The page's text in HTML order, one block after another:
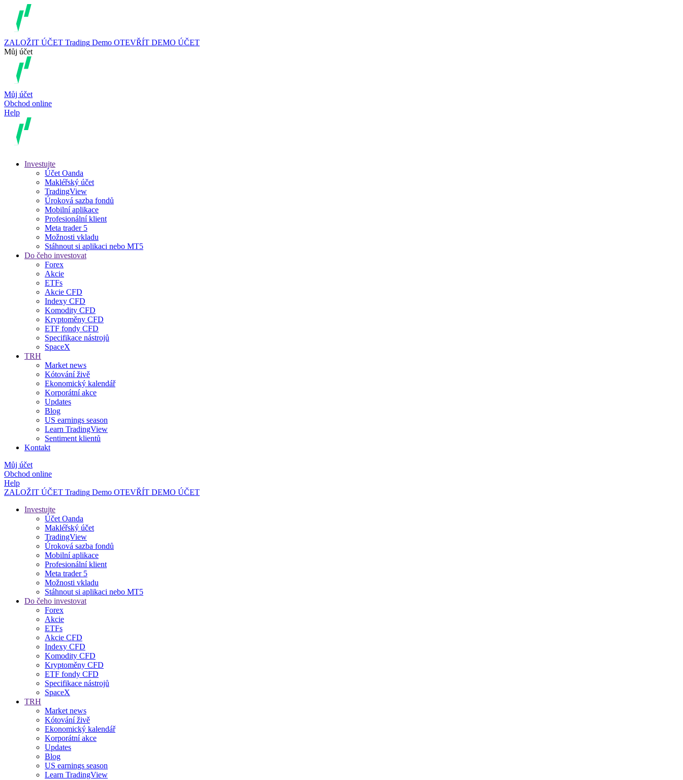
ZALOŽIT ÚČET Trading Demo OTEVŘÍT DEMO ÚČET
Můj účet
Můj účet
Obchod online
Help
Investujte
Účet Oanda
Makléřský účet
TradingView
Úroková sazba fondů
Mobilní aplikace
Profesionální klient
Meta trader 5
Možnosti vkladu
Stáhnout si aplikaci nebo MT5
Do čeho investovat
Forex
Akcie
ETFs
Akcie CFD
Indexy CFD
Komodity CFD
Kryptoměny CFD
ETF fondy CFD
Specifikace nástrojů
SpaceX
TRH
Market news
Kótování živě
Ekonomický kalendář
Korporátní akce
Updates
Blog
US earnings season
Learn TradingView
Sentiment klientů
Kontakt
Můj účet
Obchod online
Help
ZALOŽIT ÚČET Trading Demo OTEVŘÍT DEMO ÚČET
Investujte
Účet Oanda
Makléřský účet
TradingView
Úroková sazba fondů
Mobilní aplikace
Profesionální klient
Meta trader 5
Možnosti vkladu
Stáhnout si aplikaci nebo MT5
Do čeho investovat
Forex
Akcie
ETFs
Akcie CFD
Indexy CFD
Komodity CFD
Kryptoměny CFD
ETF fondy CFD
Specifikace nástrojů
SpaceX
TRH
Market news
Kótování živě
Ekonomický kalendář
Korporátní akce
Updates
Blog
US earnings season
Learn TradingView